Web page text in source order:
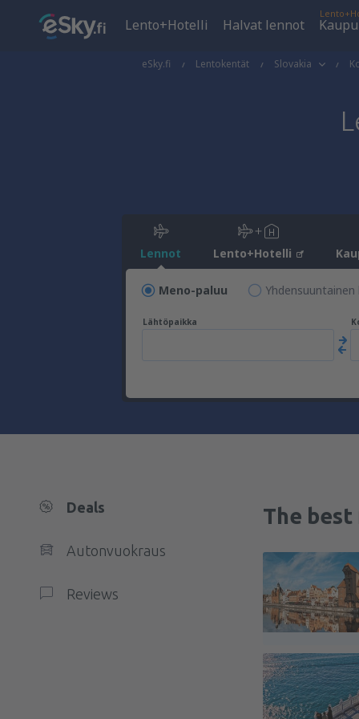
Lento+Hotelli Halvat lennot
eSky.fi Lentokentät Slovakia
Lennot Lento+Hotelli
Meno-paluu
Lähtöpaikka
Deals
Autonvuokraus
Reviews
The